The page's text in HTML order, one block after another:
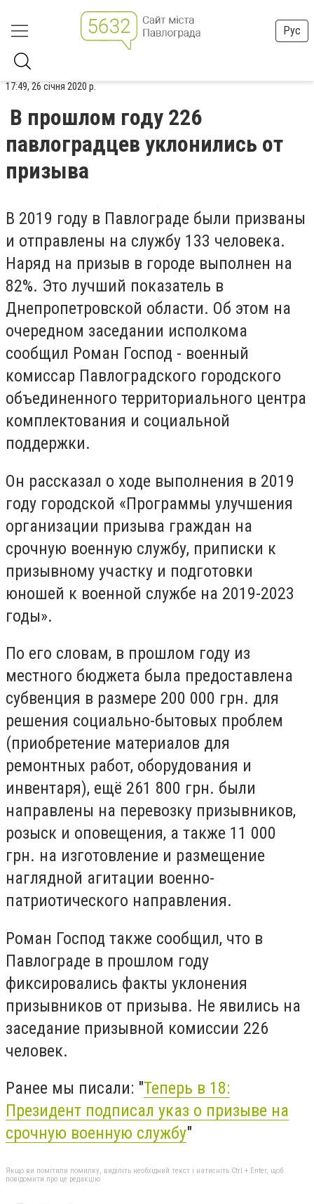
Рус
17:49, 26 січня 2020 р.
В прошлом году 226
павлоградцев уклонились от
призыва
В 2019 году в Павлограде были призваны
и отправлены на службу 133 человека.
Наряд на призыв в городе выполнен на
82%. Это лучший показатель в
Днепропетровской области. Об этом на
очередном заседании исполкома
сообщил Роман Господ - военный
комиссар Павлоградского городского
объединенного территориального центра
комплектования и социальной
поддержки.
Он рассказал о ходе выполнения в 2019
году городской «Программы улучшения
организации призыва граждан на
срочную военную службу, приписки к
призывному участку и подготовки
юношей к военной службе на 2019-2023
годы».
По его словам, в прошлом году из
местного бюджета была предоставлена ​​
субвенция в размере 200 000 грн. для
решения социально-бытовых проблем
(приобретение материалов для
ремонтных работ, оборудования и
инвентаря), ещё 261 800 грн. были
направлены на перевозку призывников,
розыск и оповещения, а также 11 000
грн. на изготовление и размещение
наглядной агитации военно-
патриотического направления.
Роман Господ также сообщил, что в
Павлограде в прошлом году
фиксировались факты уклонения
призывников от призыва. Не явились на
заседание призывной комиссии 226
человек.
Ранее мы писали: "Теперь в 18:
Президент подписал указ о призыве на
срочную военную службу"
Якщо ви помітили помилку, виділіть необхідний текст і натисніть Ctrl + Enter, щоб
повідомити про це редакцію